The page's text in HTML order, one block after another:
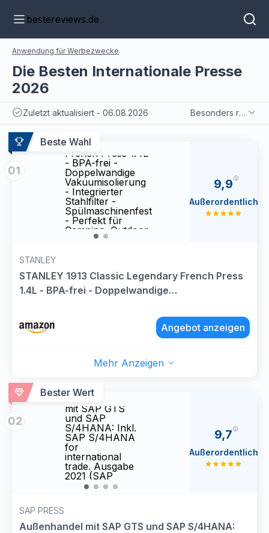
bestereviews.de
Anwendung für Werbezwecke
Die Besten Internationale Presse
2026
Zuletzt aktualisiert - 06.08.2026 Besonders relevant
Beste Wahl
01
Classic Legendary
French Press 1.4L
- BPA-frei -
Doppelwandige
Vakuumisolierung
- Integrierter
Stahlfilter -
Spülmaschinenfest
- Perfekt für
Camping, Outdoor
& Zuhause -
STANLEY
STANLEY 1913 Classic Legendary French Press
1.4L - BPA-frei - Doppelwandige
Spülmaschinenfest - Perfekt für Camping,
Outdoor & Zuhause - Edelstahl
9,9
Außerordentlich
Angebot anzeigen
Mehr Anzeigen
Bester Wert
02
Außenhandel
mit SAP GTS
und SAP
S/4HANA: Inkl.
SAP S/4HANA
for
international
trade. Ausgabe
2021 (SAP
PRESS)
for
SAP PRESS
Außenhandel mit SAP GTS und SAP S/4HANA:
9,7
Außerordentlich